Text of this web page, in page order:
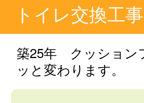
トイレ交換工
築25年 クッション
ッと変わります。